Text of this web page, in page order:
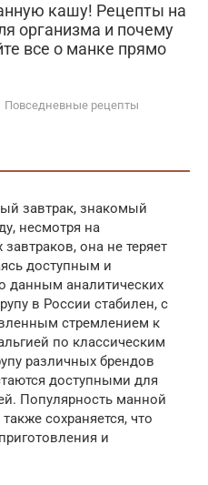
кашу! Рецепты на
организма и почему
все о манке прямо
Повседневные рецепты
завтрак, знакомый
несмотря на
она не теряет
доступным и
данным аналитических
в России стабилен, с
стремлением к
по классическим
различных брендов
доступными для
Популярность манной
сохраняется, что
и